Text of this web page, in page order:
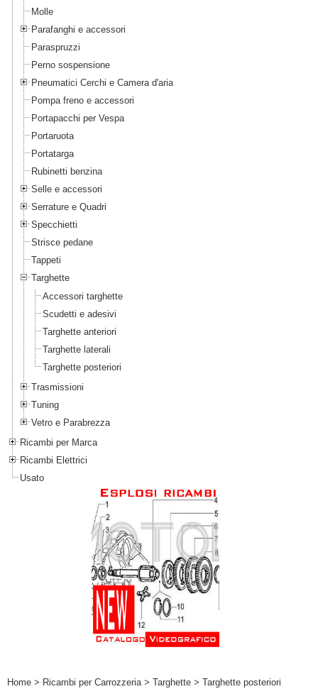
Molle
Parafanghi e accessori
Paraspruzzi
Perno sospensione
Pneumatici Cerchi e Camera d'aria
Pompa freno e accessori
Portapacchi per Vespa
Portaruota
Portatarga
Rubinetti benzina
Selle e accessori
Serrature e Quadri
Specchietti
Strisce pedane
Tappeti
Targhette
Accessori targhette
Scudetti e adesivi
Targhette anteriori
Targhette laterali
Targhette posteriori
Trasmissioni
Tuning
Vetro e Parabrezza
Ricambi per Marca
Ricambi Elettrici
Usato
Home > Ricambi per Carrozzeria> Targhette > Targhette posteriori